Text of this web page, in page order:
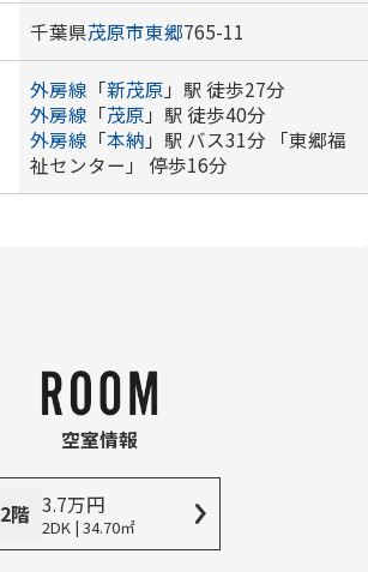
千葉県茂原市東郷765-11
外房線 「新茂原 」駅 徒歩27分
外房線 「茂原 」駅 徒歩40分
外房線 「本納 」駅 バス31分 「東郷福
祉センター」 停歩16分
空室情報
2階 3.7万円
2DK | 34.70㎡